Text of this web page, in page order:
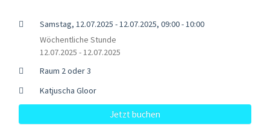
Samstag, 12.07.2025 - 12.07.2025, 09:00 - 10:00
Wöchentliche Stunde
12.07.2025 - 12.07.2025
Raum 2 oder 3
Katjuscha Gloor
Jetzt buchen